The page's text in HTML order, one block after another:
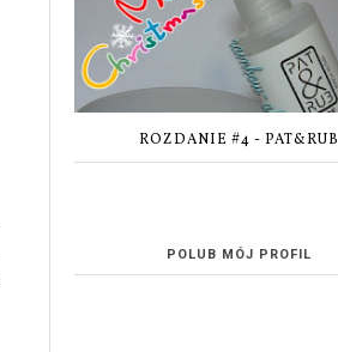
ROZDANIE #4 - PAT&RUB
POLUB MÓJ PROFIL